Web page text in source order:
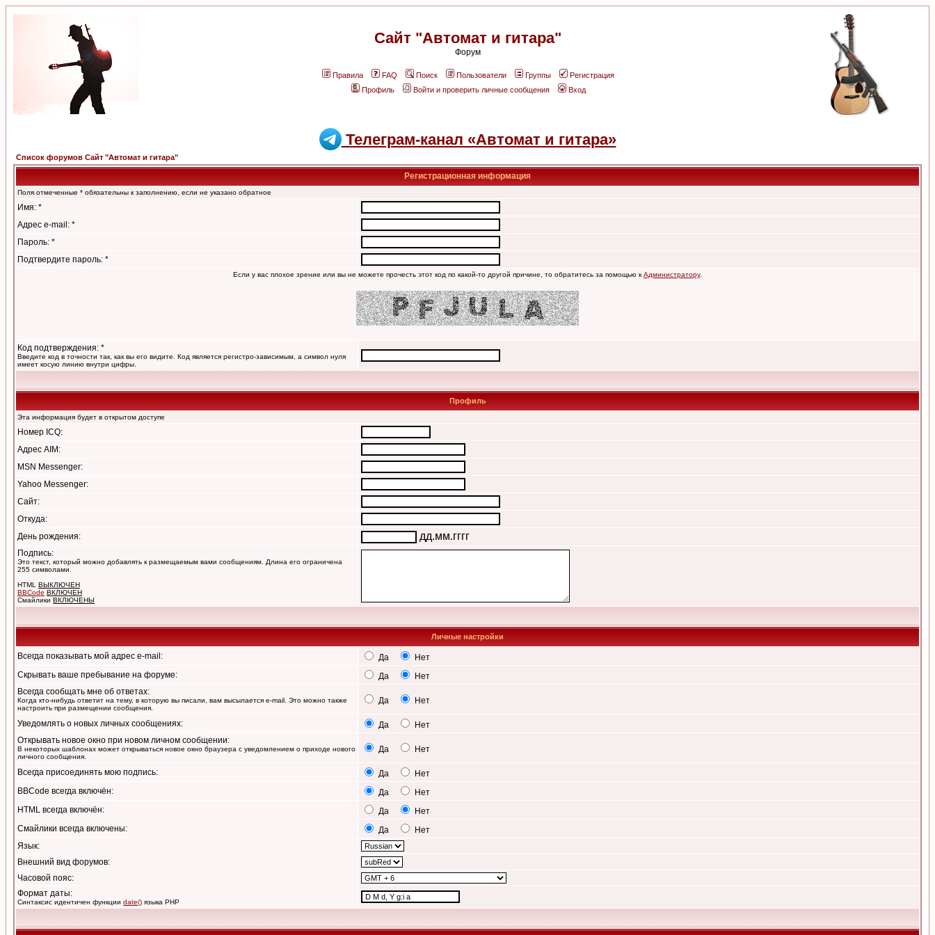
Сайт "Автомат и гитара"
Форум
Правила FAQ Поиск Пользователи Группы
Регистрация
Профиль
Войти и проверить личные сообщения Вход
Телеграм-канал «Автомат и гитара»
Список форумов Сайт "Автомат и гитара"
Регистрационная информация
Поля отмеченные * обязательны к заполнению, если не указано обратное
Имя: *
Адрес e-mail: *
Пароль: *
Подтвердите пароль: *
Если у вас плохое зрение или вы не можете прочесть этот код по какой-то другой причине, то обратитесь за помощью к Администратору.
Код подтверждения: *
Введите код в точности так, как вы его видите. Код является регистро-зависимым, а символ нуля
имеет косую линию внутри цифры.
Профиль
Эта информация будет в открытом доступе
Номер ICQ:
Адрес AIM:
MSN Messenger:
Yahoo Messenger:
Сайт:
Откуда:
День рождения:
дд.мм.гггг
Подпись:
Это текст, который можно добавлять к размещаемым вами сообщениям. Длина его ограничена
255 символами.
HTML ВЫКЛЮЧЕН
BBCode ВКЛЮЧЕН
Смайлики ВКЛЮЧЕНЫ
Личные настройки
Всегда показывать мой адрес e-mail: Да
Нет
Скрывать ваше пребывание на форуме:
Да
Нет
Всегда сообщать мне об ответах:
Когда кто-нибудь ответит на тему, в которую вы писали, вам высылается e-mail. Это можно также
настроить при размещении сообщения.
Да Нет
Уведомлять о новых личных сообщениях: Да
Нет
Открывать новое окно при новом личном сообщении:
В некоторых шаблонах может открываться новое окно браузера с уведомлением о приходе нового
личного сообщения.
Да Нет
Всегда присоединять мою подпись: Да
Нет
BBCode всегда включён:
Да
Нет
HTML всегда включён:
Да
Нет
Смайлики всегда включены:
Да
Нет
Язык:
Внешний вид форумов:
Часовой пояс:
Формат даты:
Синтаксис идентичен функции date() языка PHP